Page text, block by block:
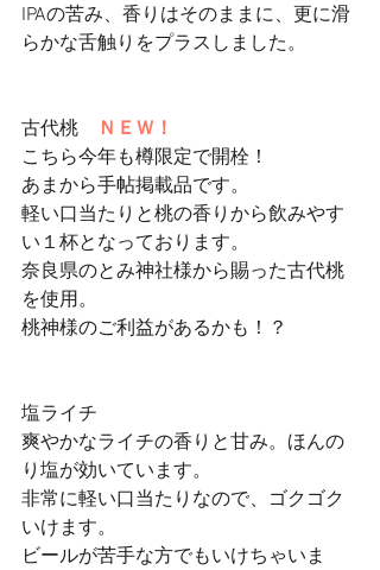
IPAの苦み、香りはそのままに、更に滑
らかな舌触りをプラスしました。
古代桃
ＮＥＷ！
こちら今年も樽限定で開栓！
あまから手帖掲載品です。
軽い口当たりと桃の香りから飲みやす
い１杯となっております。
奈良県のとみ神社様から賜った古代桃
を使用。
桃神様のご利益があるかも！？
塩ライチ
爽やかなライチの香りと甘み。ほんの
り塩が効いています。
非常に軽い口当たりなので、ゴクゴク
いけます。
ビールが苦手な方でもいけちゃいま